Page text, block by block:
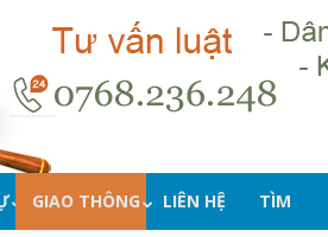
GIAO THÔNG LIÊN HỆ TÌM